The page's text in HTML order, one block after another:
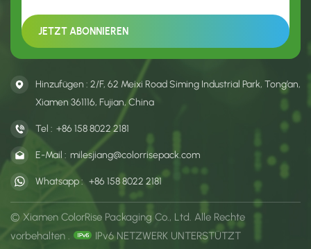
Hinzufügen : 2/F, 62 Meixi Road Siming Industrial Park, Tong’an,
Xiamen 361116, Fujian, China
Tel : +86 158 8022 2181
E-Mail : milesjiang@colorrisepack.com
Whatsapp : +86 158 8022 2181
© Xiamen ColorRise Packaging Co., Ltd. Alle Rechte
vorbehalten .
IPv6 NETZWERK UNTERSTÜTZT